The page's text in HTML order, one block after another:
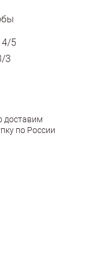
4/5
3
доставим
по России